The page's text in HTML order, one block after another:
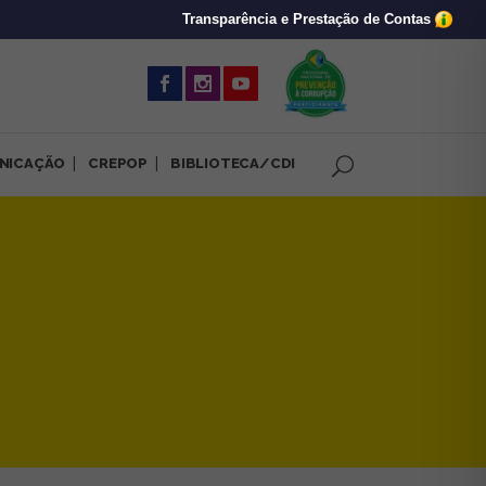
Transparência e Prestação de Contas
CREPOP BIBLIOTECA/CDI
Psicologia e direitos